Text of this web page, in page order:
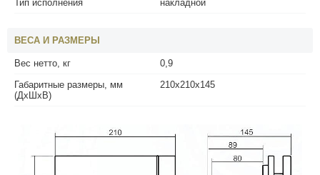
Тип исполнения
накладной
ВЕСА И РАЗМЕРЫ
Вес нетто, кг
0,9
Габаритные размеры, мм
(ДхШхВ)
210х210х145